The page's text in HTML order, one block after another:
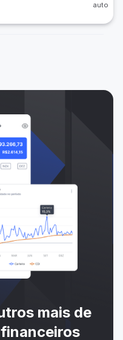
auto
mais de